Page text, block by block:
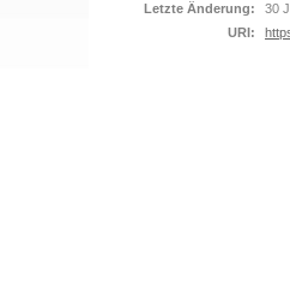
Letzte Änderung:
30
URI: